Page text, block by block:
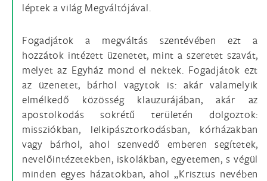
léptek a világ Megváltójával.
Fogadjátok a megváltás szentévében ezt a
hozzátok intézett üzenetet, mint a szeretet szavát,
melyet az Egyház mond el nektek. Fogadjátok ezt
az üzenetet, bárhol vagytok is: akár valamelyik
elmélkedő közösség klauzurájában, akár az
apostolkodás sokrétű területén dolgoztok:
missziókban, lelkipásztorkodásban, kórházakban
vagy bárhol, ahol szenvedő emberen segítetek,
nevelőintézetekben, iskolákban, egyetemen, s végül
minden egyes házatokban, ahol „Krisztus nevében